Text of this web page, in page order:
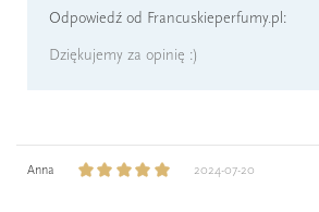
Odpowiedź od Francuskieperfumy.pl:
Dziękujemy za opinię :)
Anna 2024-07-20